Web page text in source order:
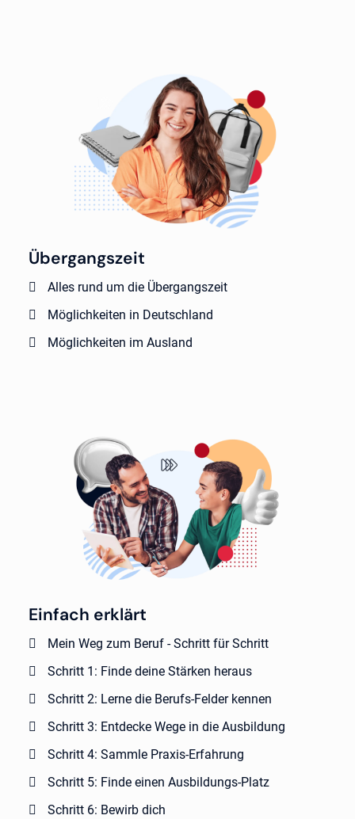
Übergangszeit
Alles rund um die Übergangszeit
Möglichkeiten in Deutschland
Möglichkeiten im Ausland
Einfach erklärt
Mein Weg zum Beruf - Schritt für Schritt
Schritt 1: Finde deine Stärken heraus
Schritt 2: Lerne die Berufs-Felder kennen
Schritt 3: Entdecke Wege in die Ausbildung
Schritt 4: Sammle Praxis-Erfahrung
Schritt 5: Finde einen Ausbildungs-Platz
Schritt 6: Bewirb dich